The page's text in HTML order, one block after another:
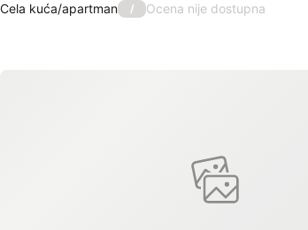
Cela kuća/apartman / Ocena nije dostupna